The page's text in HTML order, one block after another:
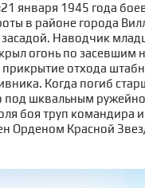
января 1945 года
в районе города
засадой. Наводчик
огонь по засевшим
отхода
Когда погиб
под шквальным
боя труп командира
Орденом Красной